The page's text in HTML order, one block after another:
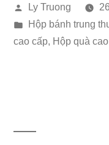
Hộp
Bánh
Đăng
bởi
Ly Truong
Đăng
trong
Hộp bánh trung
cao cấp, Hộp quà